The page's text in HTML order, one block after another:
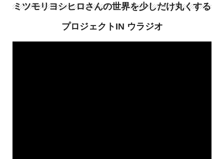
ミツモリヨシヒロさんの世界を少しだけ丸くする
プロジェクトIN ウラジオ